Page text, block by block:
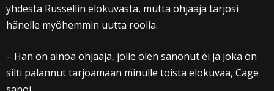
yhdestä Russellin elokuvasta, mutta ohjaaja tarjosi
hänelle myöhemmin uutta roolia.
– Hän on ainoa ohjaaja, jolle olen sanonut ei ja joka on
silti palannut tarjoamaan minulle toista elokuvaa, Cage